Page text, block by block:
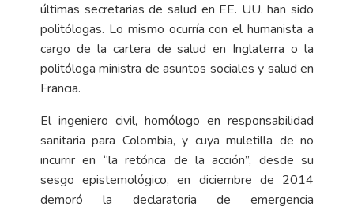
últimas secretarias de salud en EE. UU. han sido
politólogas. Lo mismo ocurría con el humanista a
cargo de la cartera de salud en Inglaterra o la
politóloga ministra de asuntos sociales y salud en
Francia.
El ingeniero civil, homólogo en responsabilidad
sanitaria para Colombia, y cuya muletilla de no
incurrir en “la retórica de la acción”, desde su
sesgo epistemológico, en diciembre de 2014
demoró la declaratoria de emergencia